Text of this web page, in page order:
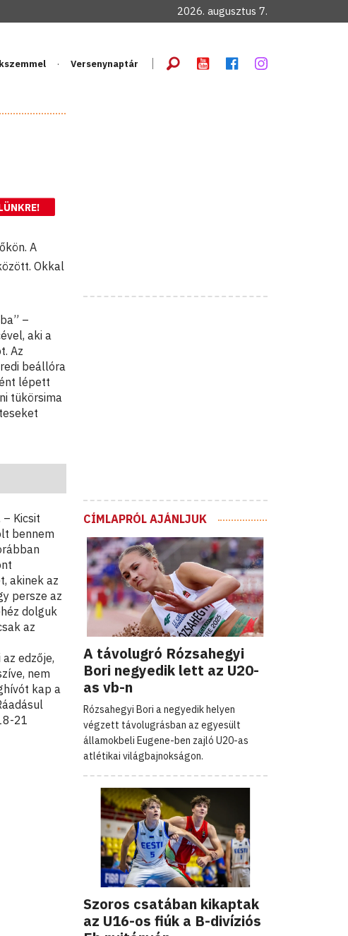
2026. augusztus 7.
Versenynaptár
A
Okkal
–
aki a
Az
beállóra
lépett
tükörsima
Kicsit
bennem
akinek az
persze az
dolguk
az
edzője,
nem
kap a
21
CÍMLAPRÓL AJÁNLJUK
A távolugró Rózsahegyi
Bori negyedik lett az U20-
as vb-n
Rózsahegyi Bori a negyedik helyen
végzett távolugrásban az egyesült
államokbeli Eugene-ben zajló U20-as
atlétikai világbajnokságon.
Szoros csatában kikaptak
az U16-os fiúk a B-divíziós